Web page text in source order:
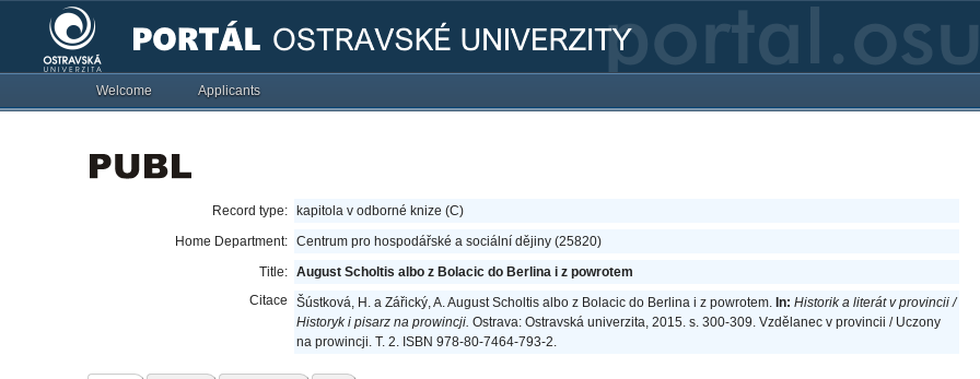
Welcome Applicants
Record type:
kapitola v odborné knize (C)
Home Department: Centrum pro hospodářské a sociální dějiny (25820)
Title: August Scholtis albo z Bolacic do Berlina i z powrotem
Citace
Šústková, H. a Zářický, A. August Scholtis albo z Bolacic do Berlina i z powrotem. In: Historik a literát v provincii /
Historyk i pisarz na prowincji. Ostrava: Ostravská univerzita, 2015. s. 300-309. Vzdělanec v provincii / Uczony
na prowincji. T. 2. ISBN 978-80-7464-793-2.